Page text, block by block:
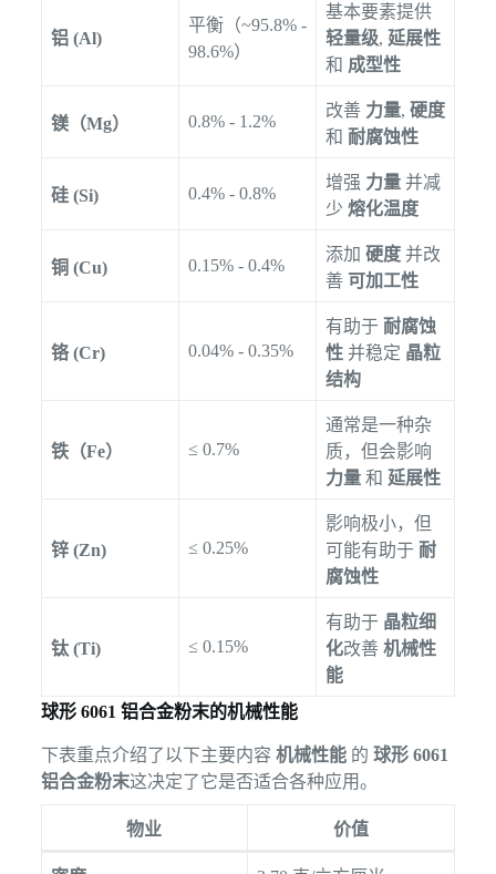
铝 (Al)
平衡（~95.8% -
98.6%）
基本要素提供
轻量级, 延展性
和 成型性
镁（Mg） 0.8% - 1.2%
改善 力量, 硬度
和 耐腐蚀性
硅 (Si) 0.4% - 0.8%
增强 力量并减
少 熔化温度
铜 (Cu) 0.15% - 0.4%
添加 硬度并改
善 可加工性
铬 (Cr) 0.04% - 0.35%
有助于 耐腐蚀
性并稳定 晶粒
结构
铁（Fe） ≤ 0.7%
通常是一种杂
质，但会影响
力量和 延展性
锌 (Zn) ≤ 0.25%
影响极小，但
可能有助于 耐
腐蚀性
钛 (Ti) ≤ 0.15%
有助于 晶粒细
化改善 机械性
能
球形 6061 铝合金粉末的机械性能
下表重点介绍了以下主要内容 机械性能的 球形 6061
铝合金粉末这决定了它是否适合各种应用。
物业 价值